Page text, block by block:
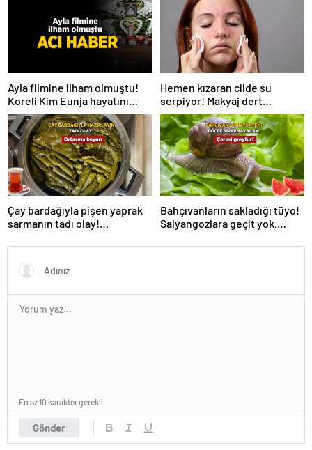
Ayla filmine ilham olmuştu!
Koreli Kim Eunja hayatını
kaybetti
Hemen kızaran cilde su
serpiyor! Makyaj dert
olmayacak, 2 ürün yetiyor
Çay bardağıyla pişen yaprak
sarmanın tadı olay!
Bahçıvanların sakladığı tüyo!
Salyangozlara geçit yok,
Gönder
En az 10 karakter gerekli